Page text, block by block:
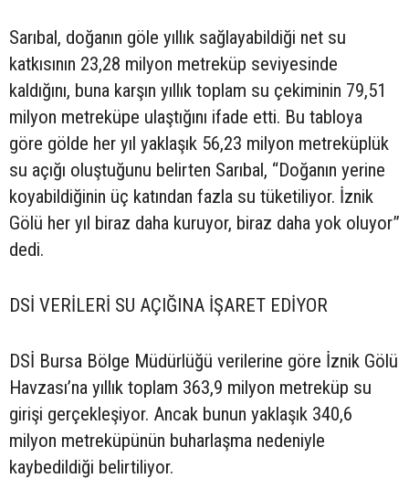
Sarıbal, doğanın göle yıllık sağlayabildiği net su
katkısının 23,28 milyon metreküp seviyesinde
kaldığını, buna karşın yıllık toplam su çekiminin 79,51
milyon metreküpe ulaştığını ifade etti. Bu tabloya
göre gölde her yıl yaklaşık 56,23 milyon metreküplük
su açığı oluştuğunu belirten Sarıbal, “Doğanın yerine
koyabildiğinin üç katından fazla su tüketiliyor. İznik
Gölü her yıl biraz daha kuruyor, biraz daha yok oluyor”
dedi.
DSİ VERİLERİ SU AÇIĞINA İŞARET EDİYOR
DSİ Bursa Bölge Müdürlüğü verilerine göre İznik Gölü
Havzası’na yıllık toplam 363,9 milyon metreküp su
girişi gerçekleşiyor. Ancak bunun yaklaşık 340,6
milyon metreküpünün buharlaşma nedeniyle
kaybedildiği belirtiliyor.